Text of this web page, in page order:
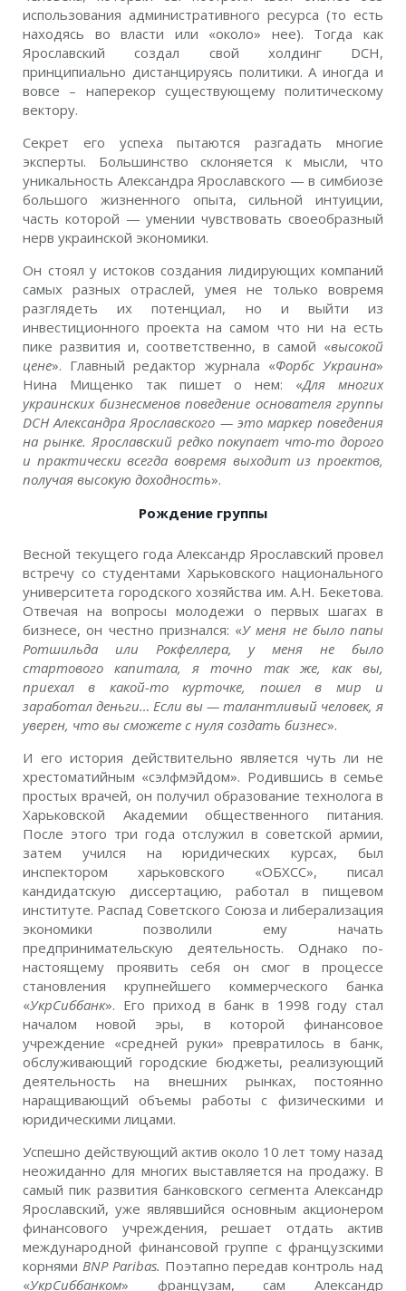
использования административного ресурса (то есть
находясь во власти или «около» нее). Тогда как
Ярославский создал свой холдинг DCH,
принципиально дистанцируясь политики. А иногда и
вовсе – наперекор существующему политическому
вектору.
Секрет его успеха пытаются разгадать многие
эксперты. Большинство склоняется к мысли, что
уникальность Александра Ярославского — в симбиозе
большого жизненного опыта, сильной интуиции,
часть которой — умении чувствовать своеобразный
нерв украинской экономики.
Он стоял у истоков создания лидирующих компаний
самых разных отраслей, умея не только вовремя
разглядеть их потенциал, но и выйти из
инвестиционного проекта на самом что ни на есть
пике развития и, соответственно, в самой «высокой
цене». Главный редактор журнала «Форбс Украина»
Нина Мищенко так пишет о нем: «Для многих
украинских бизнесменов поведение основателя группы
DCH Александра Ярославского — это маркер поведения
на рынке. Ярославский редко покупает что-то дорого
и практически всегда вовремя выходит из проектов,
получая высокую доходность».
Рождение группы
Весной текущего года Александр Ярославский провел
встречу со студентами Харьковского национального
университета городского хозяйства им. А.Н. Бекетова.
Отвечая на вопросы молодежи о первых шагах в
бизнесе, он честно признался: «У меня не было папы
Ротшильда или Рокфеллера, у меня не было
стартового капитала, я точно так же, как вы,
приехал в какой-то курточке, пошел в мир и
заработал деньги… Если вы — талантливый человек, я
уверен, что вы сможете с нуля создать бизнес».
И его история действительно является чуть ли не
хрестоматийным «сэлфмэйдом». Родившись в семье
простых врачей, он получил образование технолога в
Харьковской Академии общественного питания.
После этого три года отслужил в советской армии,
затем учился на юридических курсах, был
инспектором харьковского «ОБХСС», писал
кандидатскую диссертацию, работал в пищевом
институте. Распад Советского Союза и либерализация
экономики позволили ему начать
предпринимательскую деятельность. Однако по-
настоящему проявить себя он смог в процессе
становления крупнейшего коммерческого банка
«УкрСиббанк». Его приход в банк в 1998 году стал
началом новой эры, в которой финансовое
учреждение «средней руки» превратилось в банк,
обслуживающий городские бюджеты, реализующий
деятельность на внешних рынках, постоянно
наращивающий объемы работы с физическими и
юридическими лицами.
Успешно действующий актив около 10 лет тому назад
неожиданно для многих выставляется на продажу. В
самый пик развития банковского сегмента Александр
Ярославский, уже являвшийся основным акционером
финансового учреждения, решает отдать актив
международной финансовой группе с французскими
корнями BNP Paribas. Поэтапно передав контроль над
«УкрСиббанком» французам, сам Александр